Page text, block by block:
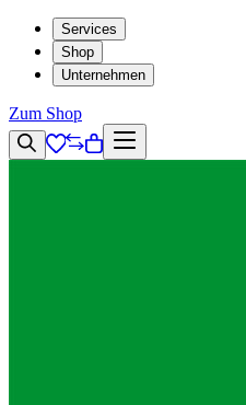
Services
Shop
Unternehmen
Zum Shop